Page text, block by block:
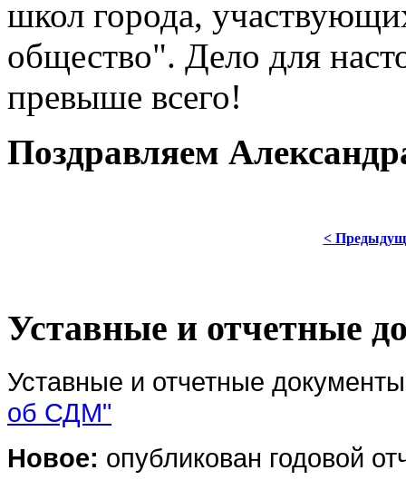
школ города,
общество". Дело для
превыше всего!
Поздравляем
<
Уставные и отчетные
Уставные и отчетные
об СДМ"
Новое: опубликован годовой